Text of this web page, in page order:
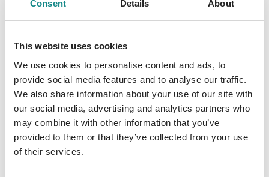
Consent Details About
This website uses cookies
We use cookies to personalise content and ads, to
provide social media features and to analyse our traffic.
We also share information about your use of our site with
our social media, advertising and analytics partners who
may combine it with other information that you’ve
provided to them or that they’ve collected from your use
of their services.
spontan diesen Job anbietet, wähnt er sich
auf der sicheren Seite. Denn sie entspricht so
gar nicht Dominiks Beuteschema und scheint
im Übrigen für seinen Bruder keine große
Sympathie zu hegen. Für Marleen hingegen
kommt dieses Jobangebot wie gerufen. Sie
wollte sowieso einen kompletten Neustart
wagen und was könnte es Schöneres geben,